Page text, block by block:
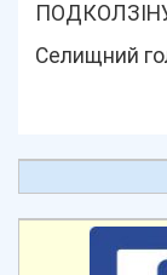
Селищний